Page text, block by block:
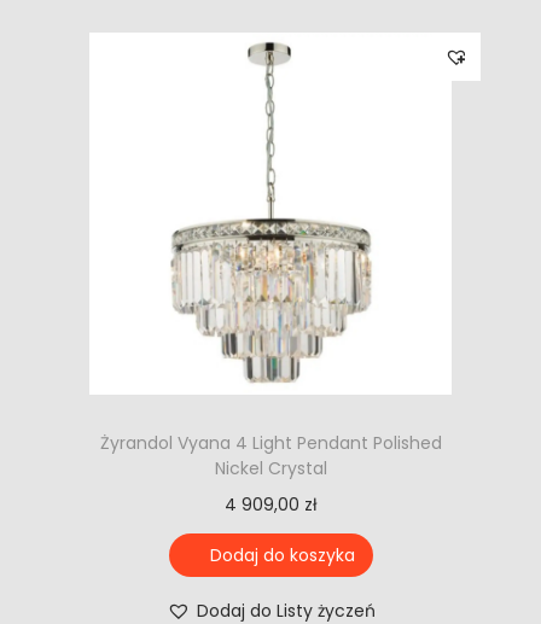
Żyrandol Vyana 4 Light Pendant Polished
Nickel Crystal
4 909,00 zł
Dodaj do koszyka
Dodaj do Listy życzeń